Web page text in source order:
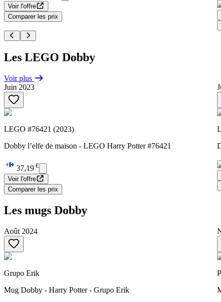
Voir l'offre
Comparer les prix
Les LEGO Dobby
Voir plus
Juin 2023
LEGO #76421 (2023)
Dobby l’elfe de maison - LEGO Harry Potter #76421
37,19 €
Voir l'offre
Comparer les prix
Les mugs Dobby
Août 2024
Grupo Erik
Mug Dobby - Harry Potter - Grupo Erik